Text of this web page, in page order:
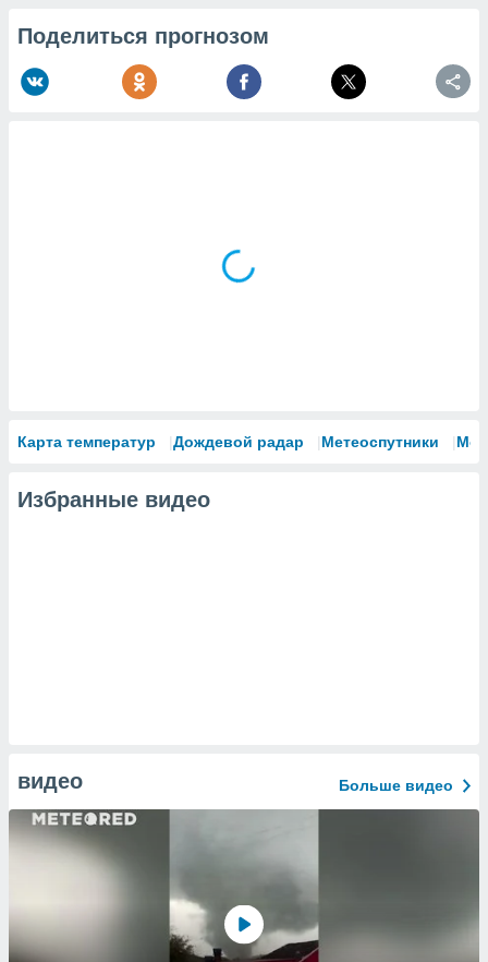
Поделиться прогнозом
Карта температур Дождевой радар Метеоспутники
Избранные видео
видео Больше видео